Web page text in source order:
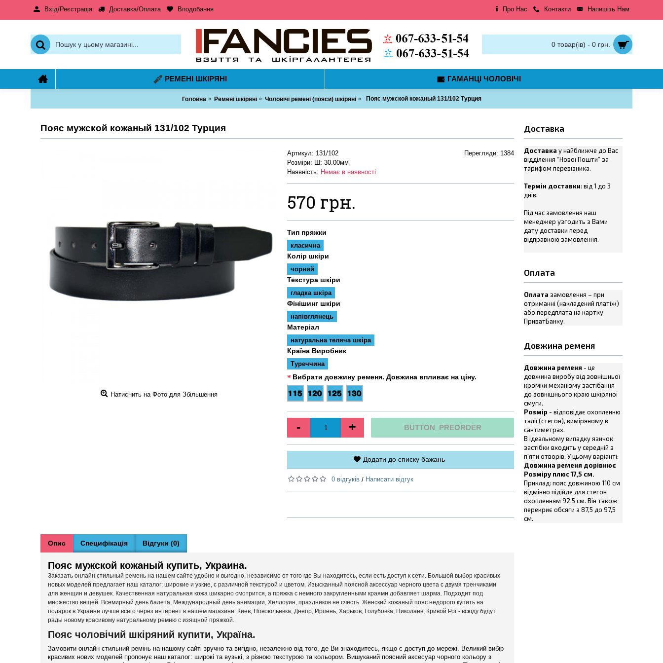
Вхід/Реєстрація Доставка/Оплата Вподобання Про Нас Контакти Напишіть Нам
0 товар(ів) - 0 грн.
РЕМЕНІ ШКІРЯНІ ГАМАНЦІ ЧОЛОВІЧІ
Головна Ремені шкіряні Чоловічі ремені (пояси) шкіряні Пояс мужской кожаный 131/102 Турция
Доставка
Доставка у найближче до Вас
відділення “Нової Пошти” за
тарифом перевізника.
Термін доставки: від 1 до 3
днів.
Під час замовлення наш
менеджер узгодить з Вами
дату доставки перед
відправкою замовлення.
Оплата
Оплата замовлення – при
отриманні (накладений платіж)
або передплата на картку
ПриватБанку.
Довжина ременя
Довжина ременя - це
довжина виробу від зовнішньої
кромки механізму застібання
до зовнішнього краю шкіряної
смуги.
Розмір - відповідає охопленню
талії (стегон), виміряному в
сантиметрах.
В ідеальному випадку язичок
застібки входить у середній з
п'яти отворів. У цьому варіанті:
Довжина ременя дорівнює
Розміру плюс 17,5 см.
Приклад: пояс довжиною 110 см
відмінно підійде для стегон
охопленням 92,5 см. Він також
перекриє обсяги з 87,5 до 97,5
см.
Пояс мужской кожаный 131/102 Турция
Натиснить на Фото для Збільшення
Перегляди: 1384
Артикул: 131/102
Розміри: Ш: 30.00мм
Наявність: Немає в наявності
570 грн.
Тип пряжки
класична
Колір шкіри
чорний
Текстура шкіри
гладка шкіра
Фінішинг шкіри
напівглянець
Матеріал
натуральна теляча шкіра
Країна Виробник
Туреччина
Вибрати довжину ременя. Довжина впливає на ціну.
- + BUTTON_PREORDER
Додати до списку бажань
0 відгуків / Написати відгук
Опис Специфікація Відгуки (0)
Пояс мужской кожаный купить, Украина.
Заказать онлайн стильный ремень на нашем сайте удобно и выгодно, независимо от того где Вы находитесь, если есть доступ к сети. Большой выбор красивых
новых моделей предлагает наш каталог: широкие и узкие, с различной текстурой и цветом. Изысканный поясной аксессуар черного цвета с двумя тренчиками
для женщин и девушек. Качественная натуральная кожа шикарно смотрится, а пряжка с немного закругленными краями добавляет шарма. Подходит под
множество вещей. Всемирный день балета, Международный день анимации, Хеллоуин, праздников не счесть. Женский кожаный пояс недорого купить на
подарок в Украине лучше всего через интернет в нашем магазине. Киев, Новоюльевка, Днепр, Ирпень, Харьков, Голубовка, Николаев, Кривой Рог - всюду будут
рады новому красивому натуральному ремню с изящной пряжкой.
Пояс чоловічий шкіряний купити, Україна.
Замовити онлайн стильний ремінь на нашому сайті зручно та вигідно, незалежно від того, де Ви знаходитесь, якщо є доступ до мережі. Великий вибір
красивих нових моделей пропонує наш каталог: широкі та вузькі, з різною текстурою та кольором. Вишуканий поясний аксесуар чорного кольору з